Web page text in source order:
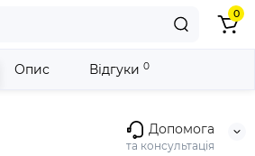
Допомога
та консультація
0
Опис Відгуки 0